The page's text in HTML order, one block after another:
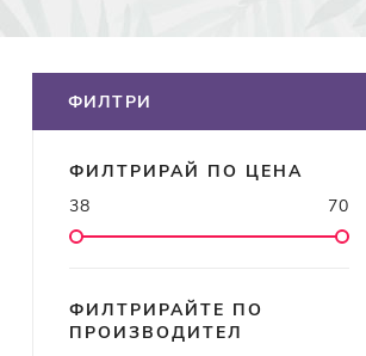
ФИЛТРИ
ФИЛТРИРАЙ ПО ЦЕНА
38
70
ФИЛТРИРАЙТЕ ПО
ПРОИЗВОДИТЕЛ